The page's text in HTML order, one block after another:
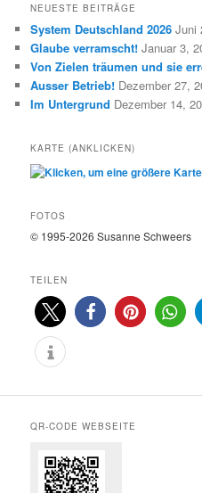
e
n
H
I
V
E
NEUESTE BEITRÄGE
System Deutschland 2026 Juni
Glaube verramscht! Januar 3,
Von Zielen träumen und sie
Ausser Betrieb! Dezember 27,
Im Untergrund Dezember 14,
KARTE (ANKLICKEN)
FOTOS
© 1995-2026 Susanne Schweers
TEILEN
QR-CODE WEBSEITE